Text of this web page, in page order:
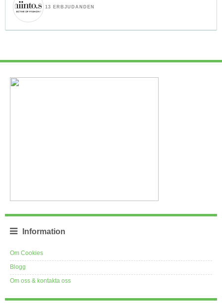
13 ERBJUDANDEN
Information
Om Cookies
Blogg
Om oss & kontakta oss